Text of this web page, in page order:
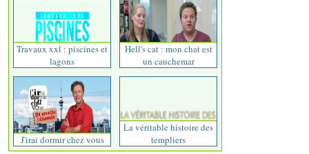
Travaux xxl : piscines et
lagons
Hell's cat : mon chat est
un cauchemar
J'irai dormir chez vous
La véritable histoire des
templiers